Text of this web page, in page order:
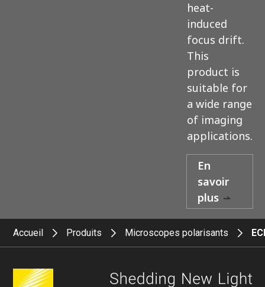
heat-
induced
focus drift.
This
product is
suitable for
a wide range
of imaging
applications.
En
savoir
plus
Accueil Produits Microscopes polarisants